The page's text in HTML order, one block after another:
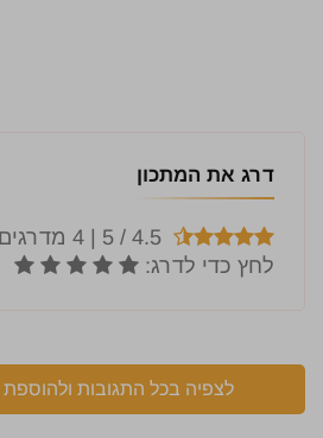
דרג את המתכון
לצפיה בכל התגובות